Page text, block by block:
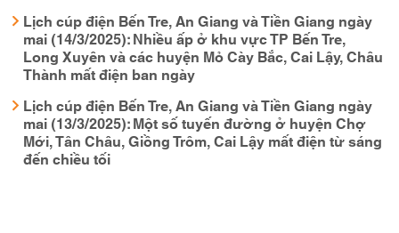
Lịch cúp điện Bến Tre, An Giang và Tiền Giang ngày
mai (14/3/2025): Nhiều ấp ở khu vực TP Bến Tre,
Long Xuyên và các huyện Mỏ Cày Bắc, Cai Lậy, Châu
Thành mất điện ban ngày
Lịch cúp điện Bến Tre, An Giang và Tiền Giang ngày
mai (13/3/2025): Một số tuyến đường ở huyện Chợ
Mới, Tân Châu, Giồng Trôm, Cai Lậy mất điện từ sáng
đến chiều tối